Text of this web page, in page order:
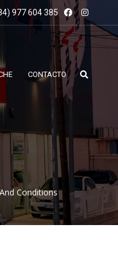
977 604 385
CONTACTO
Conditions